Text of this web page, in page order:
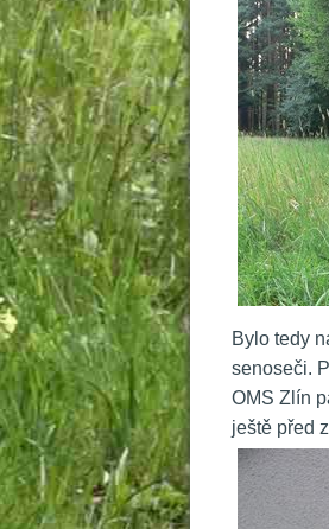
Bylo tedy
enoseči.
OMS Zlín
ještě před